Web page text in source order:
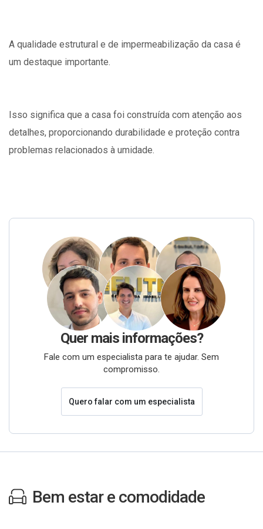
A qualidade estrutural e de impermeabilização da casa é
um destaque importante.
Isso significa que a casa foi construída com atenção aos
detalhes, proporcionando durabilidade e proteção contra
problemas relacionados à umidade.
Quer mais informações?
Fale com um especialista para te ajudar. Sem
compromisso.
Quero falar com um especialista
Bem estar e comodidade